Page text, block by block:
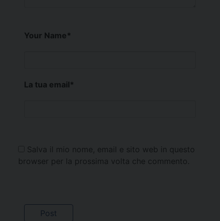
Your Name*
La tua email*
Salva il mio nome, email e sito web in questo
browser per la prossima volta che commento.